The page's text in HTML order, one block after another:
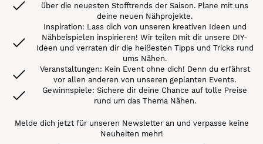
über die neuesten Stofftrends der Saison. Plane mit uns
deine neuen Nähprojekte.
Inspiration: Lass dich von unseren kreativen Ideen und
Nähbeispielen inspirieren! Wir teilen mit dir unsere DIY-
Ideen und verraten dir die heißesten Tipps und Tricks rund
ums Nähen.
Veranstaltungen: Kein Event ohne dich! Denn du erfährst
vor allen anderen von unseren geplanten Events.
Gewinnspiele: Sichere dir deine Chance auf tolle Preise
rund um das Thema Nähen.
Melde dich jetzt für unseren Newsletter an und verpasse keine
Neuheiten mehr!